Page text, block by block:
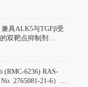
兼具ALK5与TGFβ受
双靶点抑制剂
(RMC-6236) RAS-
2765081-21-6）：